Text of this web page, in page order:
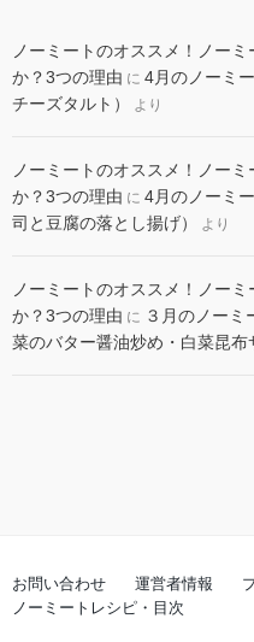
ノーミートのオススメ！ノー
か？3つの理由 に 4月のノーミ
チーズタルト）
より
ノーミートのオススメ！ノー
か？3つの理由 に 4月のノーミ
司と豆腐の落とし揚げ）
より
ノーミートのオススメ！ノー
か？3つの理由 に ３月のノーミ
菜のバター醤油炒め・白菜昆布
お問い合わせ 運営者情報
ノーミートレシピ・目次